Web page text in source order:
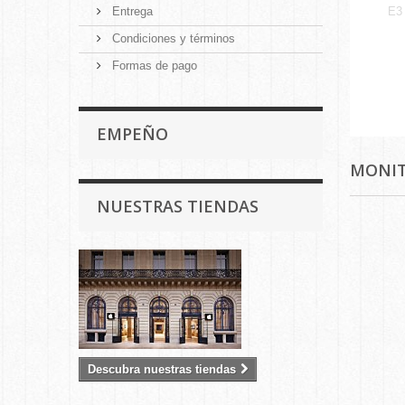
Entrega
Condiciones y términos
Formas de pago
EMPEÑO
NUESTRAS TIENDAS
Descubra nuestras tiendas
E3